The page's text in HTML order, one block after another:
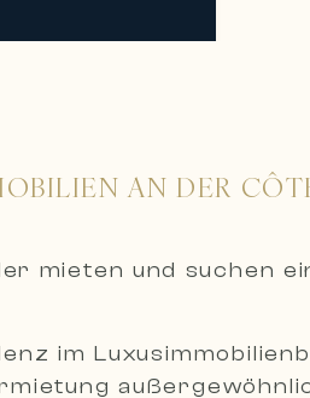
AN DER
mieten und suchen
im